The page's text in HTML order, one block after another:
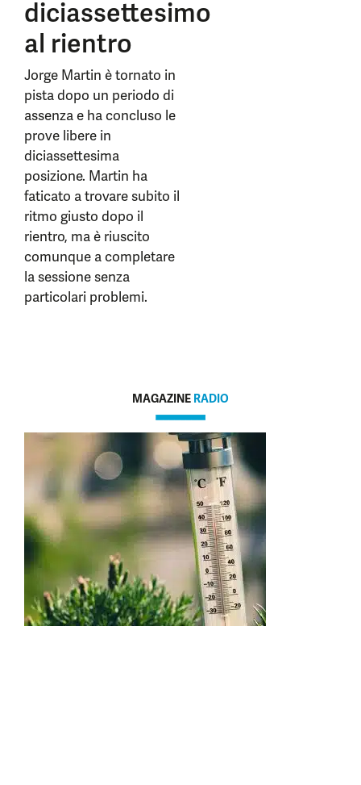
diciassettesimo
al rientro
Jorge Martin è tornato in
pista dopo un periodo di
assenza e ha concluso le
prove libere in
diciassettesima
posizione. Martin ha
faticato a trovare subito il
ritmo giusto dopo il
rientro, ma è riuscito
comunque a completare
la sessione senza
particolari problemi.
MAGAZINE RADIO